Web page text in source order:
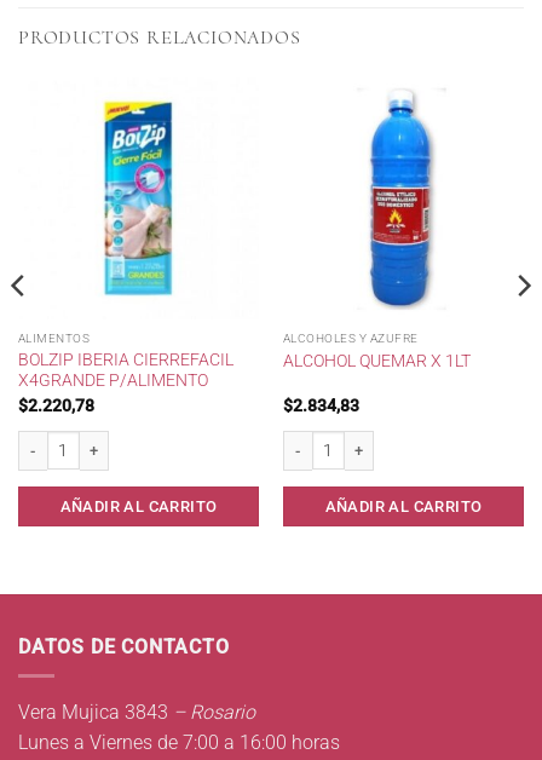
PRODUCTOS RELACIONADOS
ALIMENTOS
BOLZIP IBERIA CIERREFACIL
X4GRANDE P/ALIMENTO
$2.220,78
AÑADIR AL CARRITO
ALCOHOLES Y AZUFRE
ALCOHOL QUEMAR X 1LT
$2.834,83
AÑADIR AL CARRITO
DATOS DE CONTACTO
Vera Mujica 3843 – Rosario
Lunes a Viernes de 7:00 a 16:00 horas